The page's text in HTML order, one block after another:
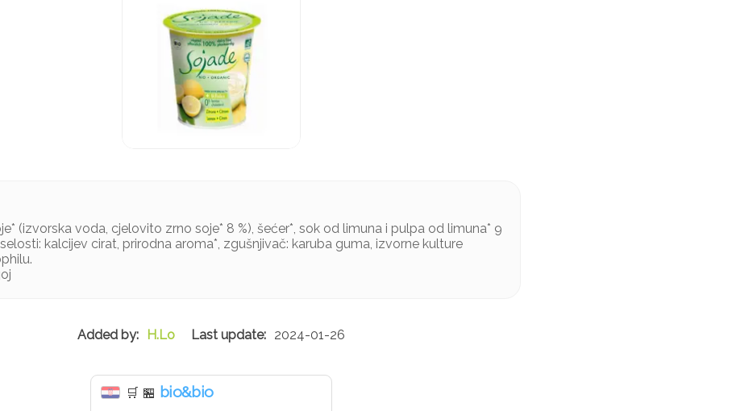
(izvorska voda, cjelovito zrno soje* 8 %), šećer*, sok od limuna i pulpa od limuna* 9
kalcijev cirat, prirodna aroma*, zgušnjivač: karuba guma, izvorne kulture
H.Lo 2024-01-26
🛒 🏪 bio&bio